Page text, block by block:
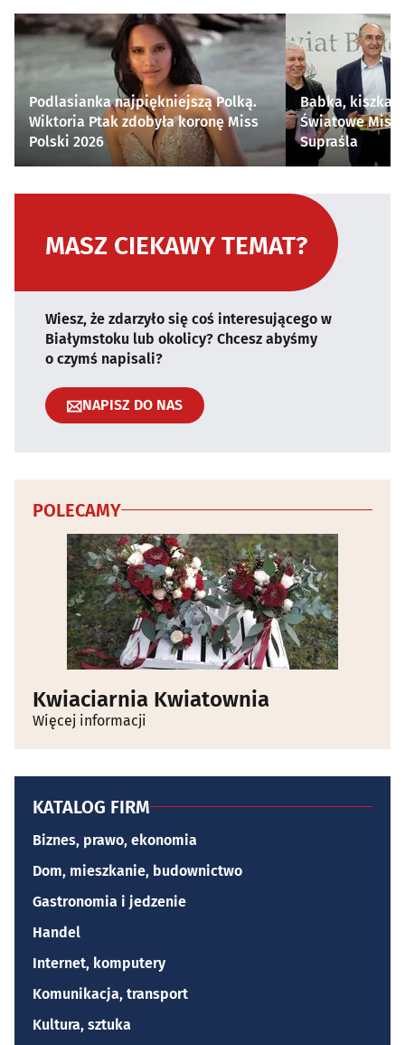
Podlasianka najpiękniejszą Polką.
Wiktoria Ptak zdobyła koronę Miss
Polski 2026
Babka, kiszka i
Światowe
Supraśla
MASZ CIEKAWY TEMAT?
Wiesz, że zdarzyło się coś interesującego w
Białymstoku lub okolicy? Chcesz abyśmy
o czymś napisali?
NAPISZ DO NAS
POLECAMY
Kwiaciarnia Kwiatownia
Więcej informacji
KATALOG FIRM
Biznes, prawo, ekonomia
Dom, mieszkanie, budownictwo
Gastronomia i jedzenie
Handel
Internet, komputery
Komunikacja, transport
Kultura, sztuka